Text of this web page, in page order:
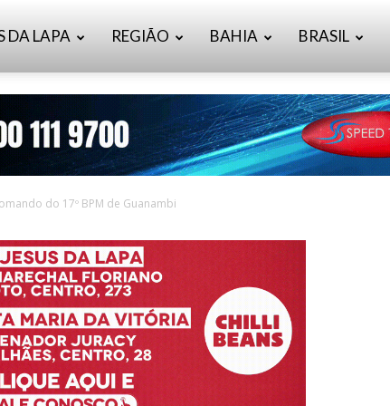
DA LAPA REGIÃO BAHIA BRASIL
do 17º BPM de Guanambi